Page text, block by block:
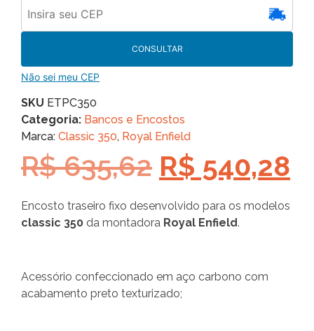
CONSULTAR
Não sei meu CEP
SKU ETPC350
Categoria: Bancos e Encostos
Marca: Classic 350, Royal Enfield
R$635,62 R$ 540,28
Encosto traseiro fixo desenvolvido para os modelos
classic 350 da montadora Royal Enfield.
Acessório confeccionado em aço carbono com
acabamento preto texturizado;